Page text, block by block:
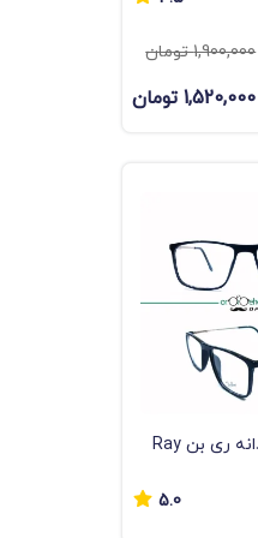
1,900,000 تومان
1,520,000 تومان
عینک طبی مردانه ری بن Ray
5.0